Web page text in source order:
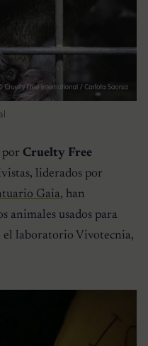
por Cruelty Free
liderados por
Gaia, han
animales usados para
el laboratorio Vivotecnia,